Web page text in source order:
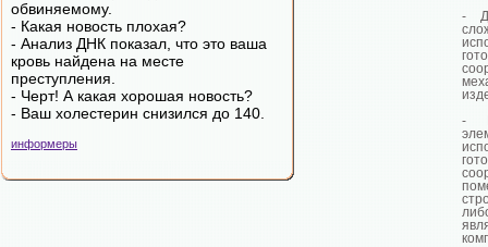
обвиняемому.
- Какая новость плохая?
- Анализ ДНК показал, что это ваша
кровь найдена на месте
преступления.
- Черт! А какая хорошая новость?
- Ваш холестерин снизился до 140.
информеры
-
-